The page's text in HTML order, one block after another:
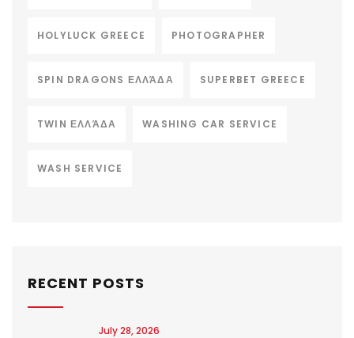
HOLYLUCK GREECE PHOTOGRAPHER
SPIN DRAGONS ΕΛΛΆΔΑ SUPERBET GREECE
TWIN ΕΛΛΆΔΑ WASHING CAR SERVICE
WASH SERVICE
RECENT POSTS
July 28, 2026